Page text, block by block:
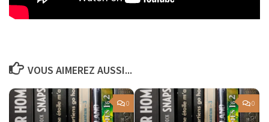
VOUS AIMEREZ AUSSI...
0 0